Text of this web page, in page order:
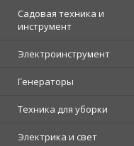
Садовая техника и
инструмент
Электроинструмент
Генераторы
Техника для уборки
Электрика и свет